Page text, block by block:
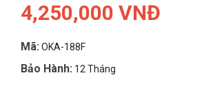
4,250,000 VNĐ
Mã: OKA-188F
Bảo Hành: 12 Tháng